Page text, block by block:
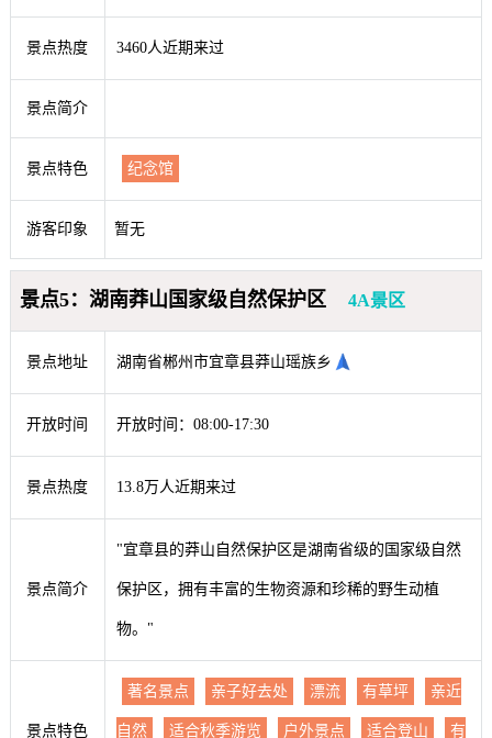
景点热度 3460人近期来过
景点简介
景点特色 纪念馆
游客印象 暂无
景点5：湖南莽山国家级自然保护区 4A景区
景点地址 湖南省郴州市宜章县莽山瑶族乡
开放时间 开放时间：08:00-17:30
景点热度 13.8万人近期来过
景点简介
"宜章县的莽山自然保护区是湖南省级的国家级自然
保护区，拥有丰富的生物资源和珍稀的野生动植
物。"
景点特色
著名景点 亲子好去处 漂流 有草坪 亲近
自然 适合秋季游览 户外景点 适合登山 有